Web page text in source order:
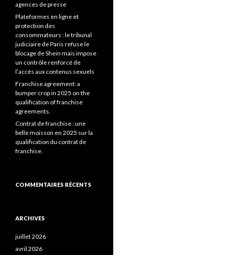
agences de presse
Plateformes en ligne et
protection des
consommateurs : le tribunal
judiciaire de Paris refuse le
blocage de Shein mais impose
un contrôle renforcé de
l’accès aux contenus sexuels
Franchise agreement: a
bumper crop in 2025 on the
qualification of franchise
agreements.
Contrat de franchise : une
belle moisson en 2025 sur la
qualification du contrat de
franchise.
COMMENTAIRES RÉCENTS
ARCHIVES
juillet 2026
avril 2026